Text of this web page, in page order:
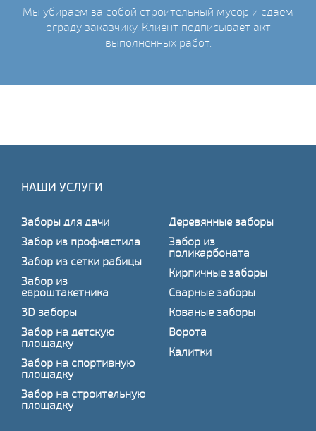
Мы убираем за собой строительный мусор и сдаем
ограду заказчику. Клиент подписывает акт
выполненных работ.
НАШИ УСЛУГИ
Заборы для дачи
Забор из профнастила
Забор из сетки рабицы
Забор из
евроштакетника
3D заборы
Забор на детскую
площадку
Забор на спортивную
площадку
Забор на строительную
площадку
Деревянные заборы
Забор из
поликарбоната
Кирпичные заборы
Сварные заборы
Кованые заборы
Ворота
Калитки